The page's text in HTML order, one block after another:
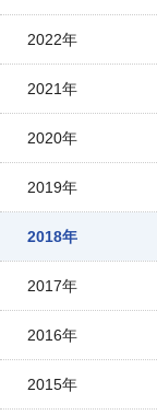
2022年
2021年
2020年
2019年
2018年
2017年
2016年
2015年